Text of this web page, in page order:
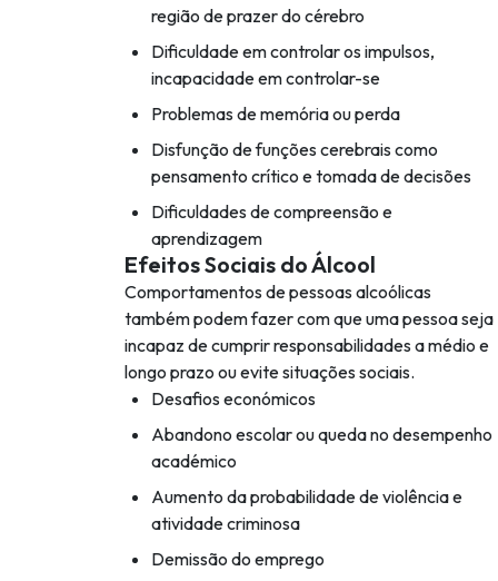
região de prazer do cérebro
Dificuldade em controlar os impulsos,
incapacidade em controlar-se
Problemas de memória ou perda
Disfunção de funções cerebrais como
pensamento crítico e tomada de decisões
Dificuldades de compreensão e
aprendizagem
Efeitos Sociais do Álcool
Comportamentos de pessoas alcoólicas
também podem fazer com que uma pessoa seja
incapaz de cumprir responsabilidades a médio e
longo prazo ou evite situações sociais.
Desafios económicos
Abandono escolar ou queda no desempenho
académico
Aumento da probabilidade de violência e
atividade criminosa
Demissão do emprego